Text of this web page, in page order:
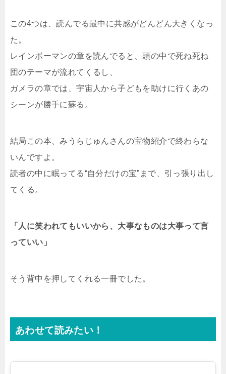
この4つは、読んでる最中に共感がどんどん大きくなっ
た。
レインボーマンの章を読んでると、頭の中で死ね死ね
団のテーマが流れてくるし、
ガメラの章では、宇宙人から子どもを助けに行くあの
シーンが勝手に蘇る。
結局この本、みうらじゅんさんの宝物紹介で終わらな
いんですよ。
読者の中に眠ってる“自分だけの宝”まで、引っ張り出し
てくる。
「人に笑われてもいいから、大事なものは大事って言
っていい」
そう背中を押してくれる一冊でした。
あわせて読みたい！